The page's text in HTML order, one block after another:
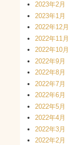
2023年2月
2023年1月
2022年12月
2022年11月
2022年10月
2022年9月
2022年8月
2022年7月
2022年6月
2022年5月
2022年4月
2022年3月
2022年2月